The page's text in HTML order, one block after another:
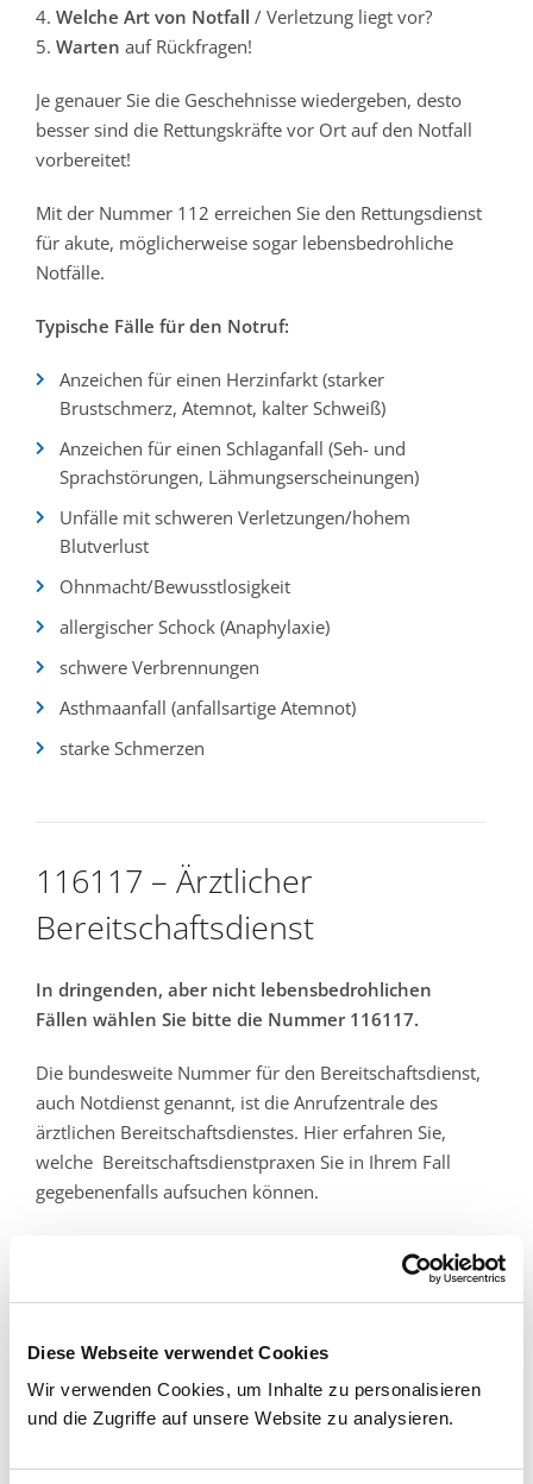
Diese Webseite verwendet Cookies
Wir verwenden Cookies, um Inhalte zu personalisieren
und die Zugriffe auf unsere Website zu analysieren.
4. Welche Art von Notfall / Verletzung liegt vor?
5. Warten auf Rückfragen!
Je genauer Sie die Geschehnisse wiedergeben, desto
besser sind die Rettungskräfte vor Ort auf den Notfall
vorbereitet!
Mit der Nummer 112 erreichen Sie den Rettungsdienst
für akute, möglicherweise sogar lebensbedrohliche
Notfälle.
Typische Fälle für den Notruf:
Anzeichen für einen Herzinfarkt (starker
Brustschmerz, Atemnot, kalter Schweiß)
Anzeichen für einen Schlaganfall (Seh- und
Sprachstörungen, Lähmungserscheinungen)
Unfälle mit schweren Verletzungen/hohem
Blutverlust
Ohnmacht/Bewusstlosigkeit
allergischer Schock (Anaphylaxie)
schwere Verbrennungen
Asthmaanfall (anfallsartige Atemnot)
starke Schmerzen
116117 – Ärztlicher
Bereitschaftsdienst
In dringenden, aber nicht lebensbedrohlichen
Fällen wählen Sie bitte die Nummer 116117.
Die bundesweite Nummer für den Bereitschaftsdienst,
auch Notdienst genannt, ist die Anrufzentrale des
ärztlichen Bereitschaftsdienstes. Hier erfahren Sie,
welche Bereitschaftsdienstpraxen Sie in Ihrem Fall
gegebenenfalls aufsuchen können.
Erkältungskrankheiten
Infektionen von Hals, Nase, Ohren (HNO)
Magen-Darm-Infekte mit Brechdurchfall